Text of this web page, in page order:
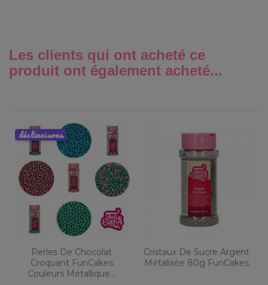
Les clients qui ont acheté ce
produit ont également acheté...
Perles De Chocolat
Croquant FunCakes
Couleurs Métallique...
déclinaisons
Cristaux De Sucre Argent
Métalisée 80g FunCakes